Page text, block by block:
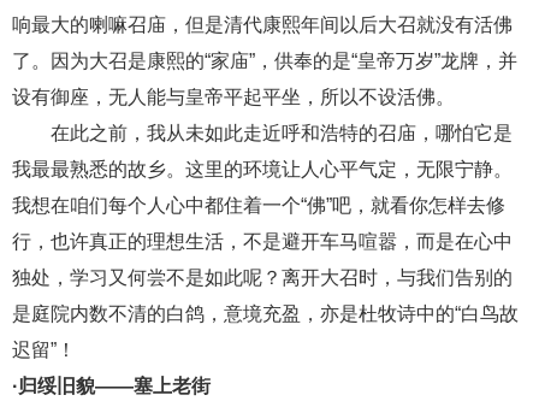
响最大的喇嘛召庙，但是清代康熙年间以后大召就没有活佛
了。因为大召是康熙的“家庙”，供奉的是“皇帝万岁”龙牌，并
设有御座，无人能与皇帝平起平坐，所以不设活佛。
在此之前，我从未如此走近呼和浩特的召庙，哪怕它是
我最最熟悉的故乡。这里的环境让人心平气定，无限宁静。
我想在咱们每个人心中都住着一个“佛”吧，就看你怎样去修
行，也许真正的理想生活，不是避开车马喧嚣，而是在心中
独处，学习又何尝不是如此呢？离开大召时，与我们告别的
是庭院内数不清的白鸽，意境充盈，亦是杜牧诗中的“白鸟故
迟留”！
·归绥旧貌——塞上老街